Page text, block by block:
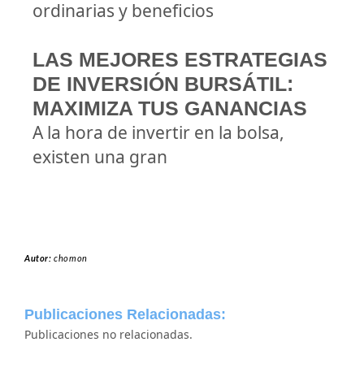
ordinarias y beneficios
LAS MEJORES ESTRATEGIAS
DE INVERSIÓN BURSÁTIL:
MAXIMIZA TUS GANANCIAS
A la hora de invertir en la bolsa,
existen una gran
Autor:chomon
Publicaciones Relacionadas:
Publicaciones no relacionadas.